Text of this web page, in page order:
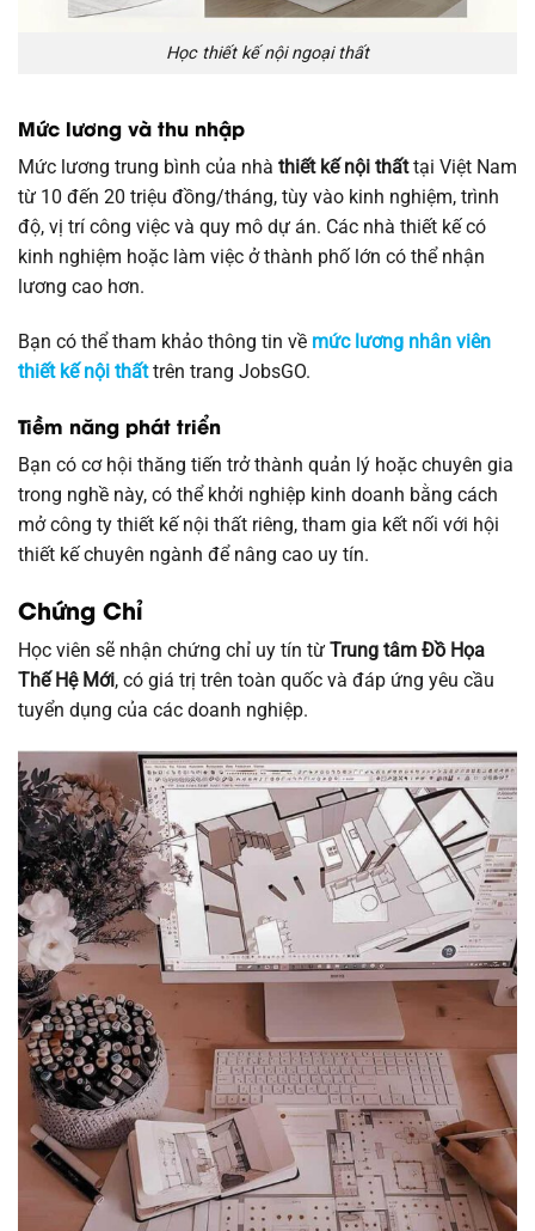
Học thiết kế nội ngoại thất
Mức lương và thu nhập
Mức lương trung bình của nhà thiết kế nội thấttại Việt Nam
từ 10 đến 20 triệu đồng/tháng, tùy vào kinh nghiệm, trình
độ, vị trí công việc và quy mô dự án. Các nhà thiết kế có
kinh nghiệm hoặc làm việc ở thành phố lớn có thể nhận
lương cao hơn.
Bạn có thể tham khảo thông tin về mức lương nhân viên
thiết kế nội thấttrên trang JobsGO.
Tiềm năng phát triển
Bạn có cơ hội thăng tiến trở thành quản lý hoặc chuyên gia
trong nghề này, có thể khởi nghiệp kinh doanh bằng cách
mở công ty thiết kế nội thất riêng, tham gia kết nối với hội
thiết kế chuyên ngành để nâng cao uy tín.
Chứng Chỉ
Học viên sẽ nhận chứng chỉ uy tín từ Trung tâm Đồ Họa
Thế Hệ Mới, có giá trị trên toàn quốc và đáp ứng yêu cầu
tuyển dụng của các doanh nghiệp.